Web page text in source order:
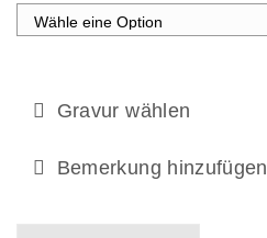
Gravur wählen
Bemerkung hinzufügen